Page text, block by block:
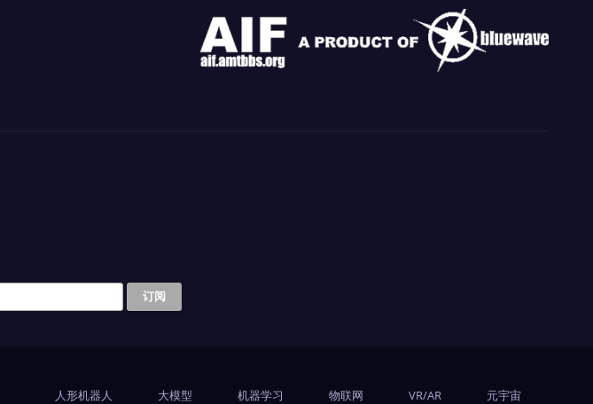
人形机器人 大模型 机器学习 物联网 VR/AR 元宇宙